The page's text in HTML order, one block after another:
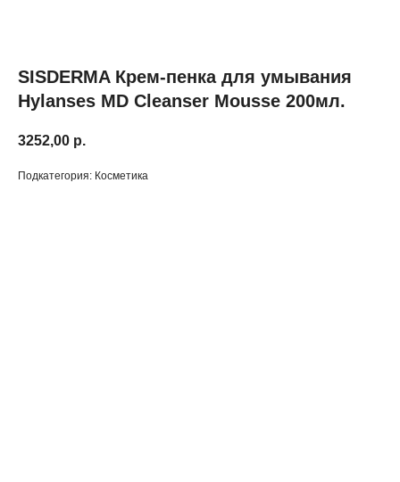
SISDERMA Крем-пенка для умывания
Hylanses MD Cleanser Mousse 200мл.
3252,00 р.
Подкатегория: Косметика